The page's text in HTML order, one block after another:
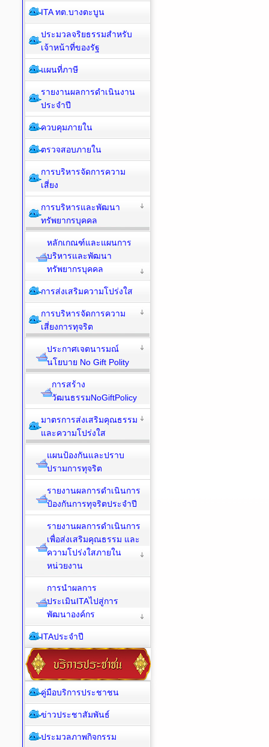
ITA ทต.บางตะบูน
ประมวลจริยธรรมสำหรับ
เจ้าหน้าที่ของรัฐ
แผนที่ภาษี
รายงานผลการดำเนินงาน
ประจำปี
ควบคุมภายใน
ตรวจสอบภายใน
การบริหารจัดการความ
เสี่ยง
การบริหารและพัฒนา
ทรัพยากรบุคคล
หลักเกณฑ์และแผนการ
บริหารและพัฒนา
ทรัพยากรบุคคล
การส่งเสริมความโปร่งใส
การบริหารจัดการความ
เสี่ยงการทุจริต
ประกาศเจตนารมณ์
นโยบาย No Gift Polity
การสร้าง
วัฒนธรรมNoGiftPolicy
มาตรการส่งเสริมคุณธรรม
และความโปร่งใส
แผนป้องกันและปราบ
ปรามการทุจริต
รายงานผลการดำเนินการ
ป้องกันการทุจริตประจำปี
รายงานผลการดำเนินการ
เพื่อส่งเสริมคุณธรรม และ
ความโปร่งใสภายใน
หน่วยงาน
การนำผลการ
ประเมินITAไปสู่การ
พัฒนาองค์กร
ITAประจำปี
คู่มือบริการประชาชน
ข่าวประชาสัมพันธ์
ประมวลภาพกิจกรรม